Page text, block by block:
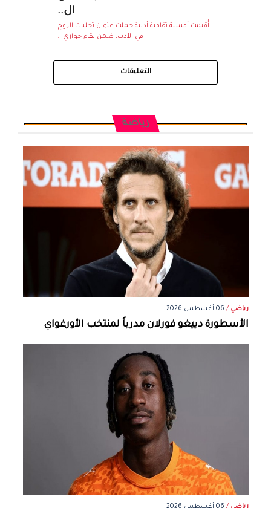
ال..
أُقيمت أمسية ثقافية أدبية حملت عنوان تجليات الروح
في الأدب، ضمن لقاء حواري...
التعليقات
رياضة
رياضي / 06 أغسطس 2026
الأسطورة دييغو فورلان مدرباً لمنتخب الأورغواي